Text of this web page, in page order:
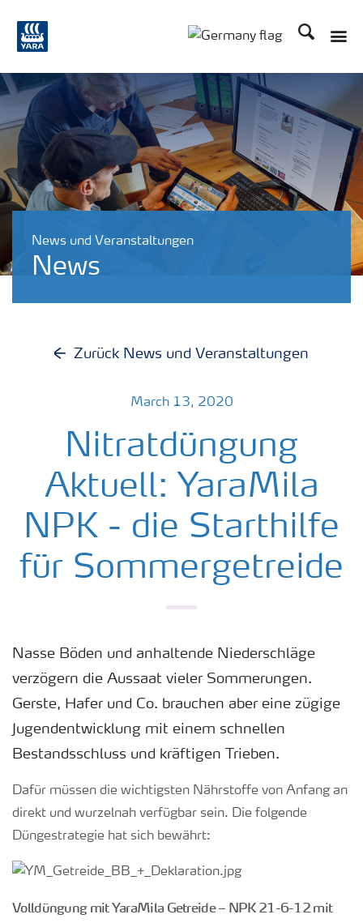
Suchen
News und Veranstaltungen
News
Zurück News und Veranstaltungen
March 13, 2020
Nitratdüngung
Aktuell: YaraMila
NPK - die Starthilfe
für Sommergetreide
Nasse Böden und anhaltende Niederschläge
verzögern die Aussaat vieler Sommerungen.
Gerste, Hafer und Co. brauchen aber eine zügige
Jugendentwicklung mit einem schnellen
Bestandsschluss und kräftigen Trieben.
Dafür müssen die wichtigsten Nährstoffe von Anfang an
direkt und wurzelnah verfügbar sein. Die folgende
Düngestrategie hat sich bewährt:
Volldüngung mit YaraMila Getreide – NPK 21-6-12 mit